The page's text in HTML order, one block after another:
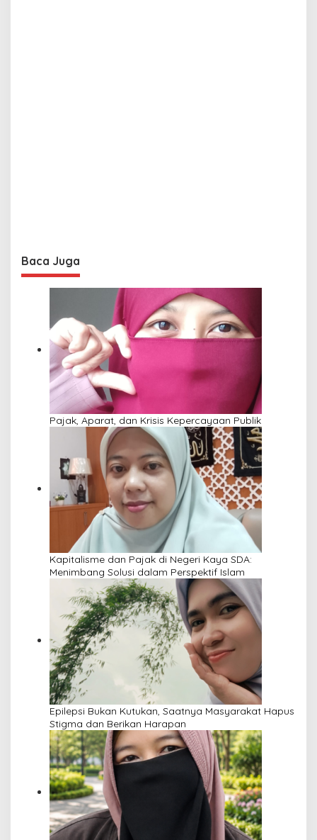
Baca Juga
Pajak, Aparat, dan Krisis Kepercayaan Publik
Kapitalisme dan Pajak di Negeri Kaya SDA:
Menimbang Solusi dalam Perspektif Islam
Epilepsi Bukan Kutukan, Saatnya Masyarakat Hapus
Stigma dan Berikan Harapan